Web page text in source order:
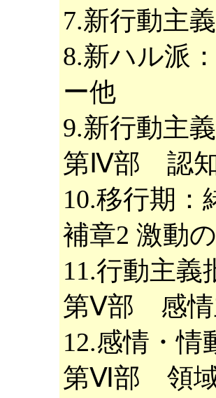
7.新行動主
8.新ハル派
ー他
9.新行動主
第Ⅳ部 認知
10.移行期：
補章2 激動
11.行動主義
第Ⅴ部 感情
12.感情・情
第Ⅵ部 領